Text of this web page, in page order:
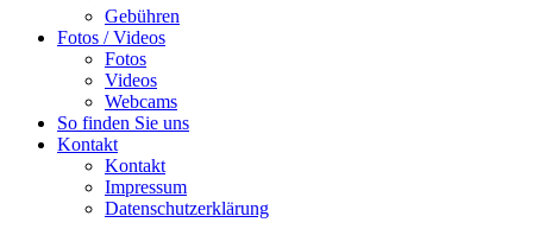
Gebühren
Fotos / Videos
Fotos
Videos
Webcams
So finden Sie uns
Kontakt
Kontakt
Impressum
Datenschutzerklärung